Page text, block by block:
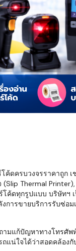
อย่างไร? ทำไม
ต้องใช้ร่วมกัน
ใช้ Excel คุมสต็
WMS ต่างกันอย่า
แบบไหนเหมา
กำลังเติบโต
ขั้นตอนการทำง
WMS ตั้งแต่รับ
เก็บ หยิบ แพ็ก จ
อย่างไร
WMS สำหรับธุร
ค้าส่ง และ E-
แนะนำ
ค้ดครบวงจรราคาถูก
(Slip Thermal
ดทุกรูปแบบ บริษัทฯ
รขายบริการรับซ่อม
มแก้ปัญหาทางโทรศั
แน่ใจได้ว่าสอดคล้อง